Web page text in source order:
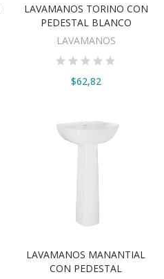
VER OPCIONES
LAVAMANOS TORINO CON
PEDESTAL BLANCO
LAVAMANOS
$62,82
VER OPCIONES
LAVAMANOS MANANTIAL
CON PEDESTAL